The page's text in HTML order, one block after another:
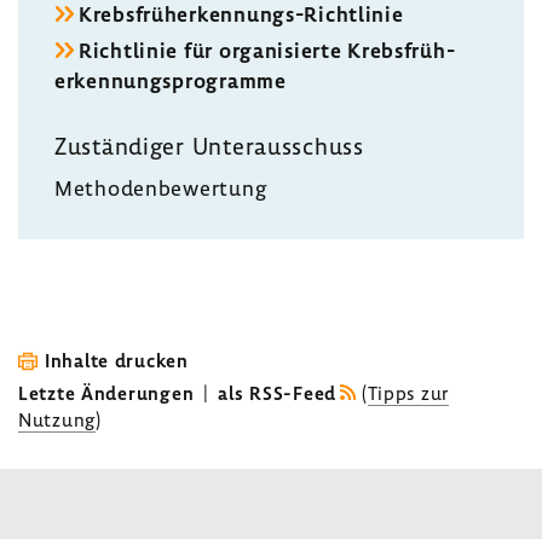
Krebsfrüherkennungs-​Richtlinie
Richt­linie für orga­ni­sierte Krebs­früh­
erken­nungs­pro­gramme
Zustän­diger Unter­aus­schuss
Metho­den­be­wer­tung
Inhalte drucken
Letzte Änderungen | als RSS-Feed (Tipps zur
Nutzung)